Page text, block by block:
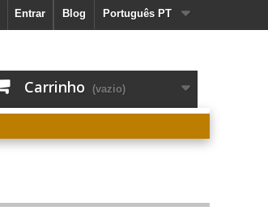
Português PT
Blog
Entrar
Carrinho (vazio)